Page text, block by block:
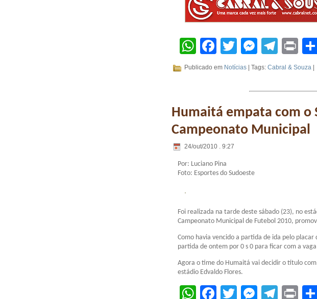
WhatsApp
Facebook
Twitter
Publicado em Notícias | Tags: Cabral & Souza
Humaitá empata com o
Campeonato Municipal
24/out/2010 . 9:27
Por: Luciano Pina
Foto: Esportes do Sudoeste
Foi realizada na tarde deste sábado (23), no
Campeonato Municipal de Futebol 2010,
Como havia vencido a partida de ida pelo
partida de ontem por 0 s 0 para ficar com a
Agora o time do Humaitá vai decidir o título
estádio Edvaldo Flores.
WhatsApp
Facebook
Twitter